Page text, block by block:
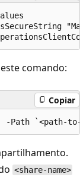
comando:
Copiar
<share-name>